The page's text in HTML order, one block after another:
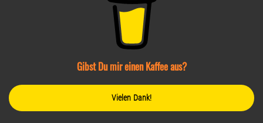
Gibst Du mir einen Kaffee aus?
Vielen Dank!